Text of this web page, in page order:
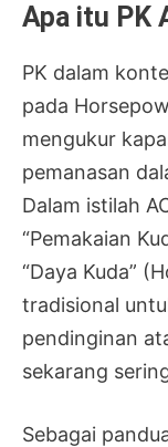
Apa itu PK
PK dalam
pada
mengukur
pemanasan
Dalam istilah
“Pemakaian
“Daya Kuda”
tradisional
pendinginan
sekarang
Sebagai